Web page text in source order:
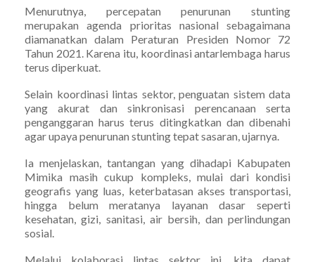
Menurutnya, percepatan penurunan stunting
merupakan agenda prioritas nasional sebagaimana
diamanatkan dalam Peraturan Presiden Nomor 72
Tahun 2021. Karena itu, koordinasi antarlembaga harus
terus diperkuat.
Selain koordinasi lintas sektor, penguatan sistem data
yang akurat dan sinkronisasi perencanaan serta
penganggaran harus terus ditingkatkan dan dibenahi
agar upaya penurunan stunting tepat sasaran, ujarnya.
Ia menjelaskan, tantangan yang dihadapi Kabupaten
Mimika masih cukup kompleks, mulai dari kondisi
geografis yang luas, keterbatasan akses transportasi,
hingga belum meratanya layanan dasar seperti
kesehatan, gizi, sanitasi, air bersih, dan perlindungan
sosial.
Melalui kolaborasi lintas sektor ini, kita dapat